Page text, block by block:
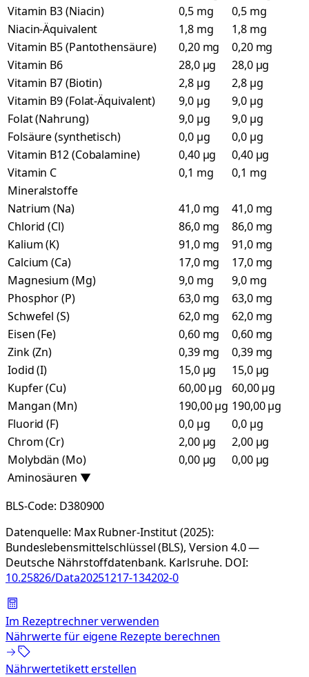
Vitamin B3 (Niacin)
0,5 mg
0,5 mg
Niacin-Äquivalent
1,8 mg
1,8 mg
Vitamin B5 (Pantothensäure)
0,20 mg
0,20 mg
Vitamin B6
28,0 µg
28,0 µg
Vitamin B7 (Biotin)
2,8 µg
2,8 µg
Vitamin B9 (Folat-Äquivalent)
9,0 µg
9,0 µg
Folat (Nahrung)
9,0 µg
9,0 µg
Folsäure (synthetisch)
0,0 µg
0,0 µg
Vitamin B12 (Cobalamine)
0,40 µg
0,40 µg
Vitamin C
0,1 mg
0,1 mg
Mineralstoffe
Natrium (Na)
41,0 mg
41,0 mg
Chlorid (Cl)
86,0 mg
86,0 mg
Kalium (K)
91,0 mg
91,0 mg
Calcium (Ca)
17,0 mg
17,0 mg
Magnesium (Mg)
9,0 mg
9,0 mg
Phosphor (P)
63,0 mg
63,0 mg
Schwefel (S)
62,0 mg
62,0 mg
Eisen (Fe)
0,60 mg
0,60 mg
Zink (Zn)
0,39 mg
0,39 mg
Iodid (I)
15,0 µg
15,0 µg
Kupfer (Cu)
60,00 µg
60,00 µg
Mangan (Mn)
190,00 µg 190,00 µg
Fluorid (F)
0,0 µg
0,0 µg
Chrom (Cr)
2,00 µg
2,00 µg
Molybdän (Mo)
0,00 µg
0,00 µg
Aminosäuren ▼
BLS-Code: D380900
Datenquelle: Max Rubner-Institut (2025):
Bundeslebensmittelschlüssel (BLS), Version 4.0 —
Deutsche Nährstoffdatenbank. Karlsruhe. DOI:
10.25826/Data20251217-134202-0
Im Rezeptrechner verwenden
Nährwerte für eigene Rezepte berechnen
Nährwertetikett erstellen